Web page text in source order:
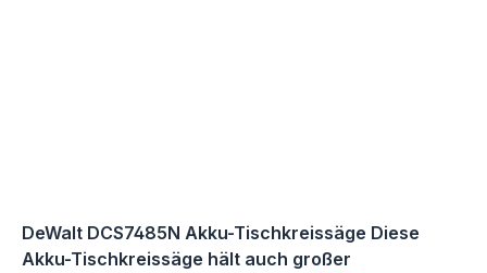
DeWalt DCS7485N Akku-Tischkreissäge Diese
Akku-Tischkreissäge hält auch großer